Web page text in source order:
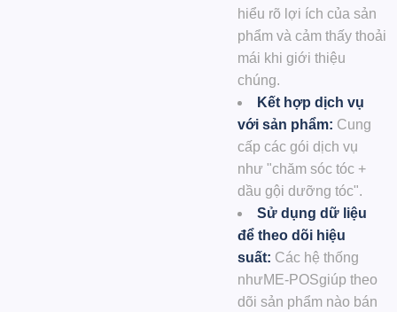
hiểu rõ lợi ích của sản
phẩm và cảm thấy thoải
mái khi giới thiệu
chúng.
Kết hợp dịch vụ
với sản phẩm: Cung
cấp các gói dịch vụ
như "chăm sóc tóc +
dầu gội dưỡng tóc".
Sử dụng dữ liệu
để theo dõi hiệu
suất: Các hệ thống
nhưME-POSgiúp theo
dõi sản phẩm nào bán